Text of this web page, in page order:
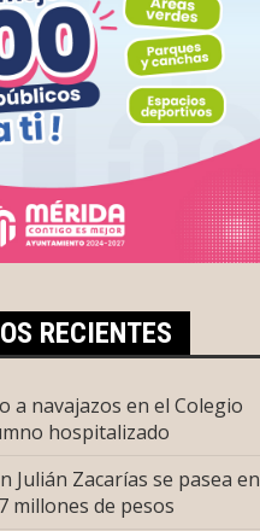
RECIENTES
a navajazos en el Colegio
hospitalizado
Julián Zacarías se pasea en
millones de pesos